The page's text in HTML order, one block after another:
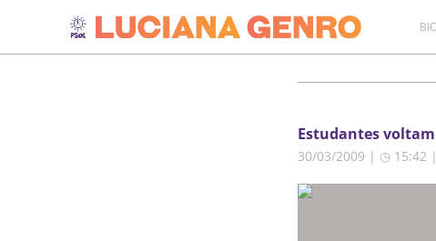
Estudantes voltam
30/03/2009 | ◷ 15:42 |